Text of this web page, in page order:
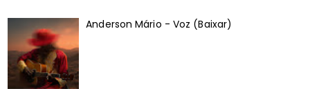
Anderson Mário - Voz (Baixar)